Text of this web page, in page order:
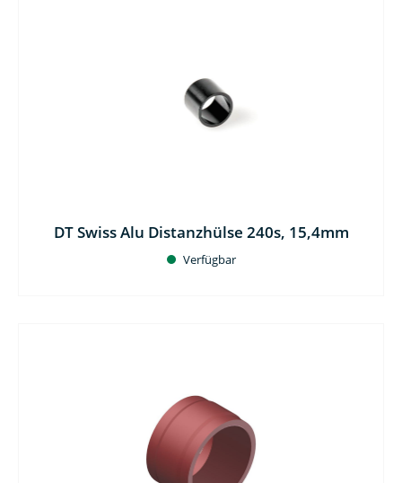
DT Swiss Alu Distanzhülse 240s, 15,4mm
Verfügbar